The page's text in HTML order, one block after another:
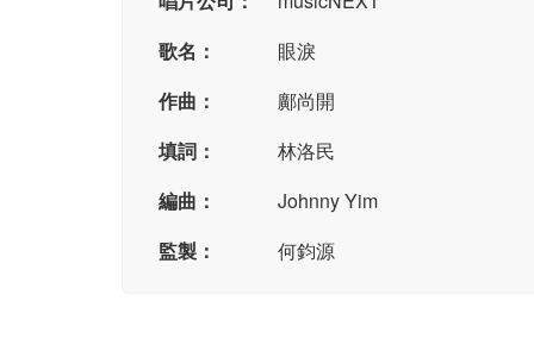
歌名：
眼淚
作曲：
鄺尚開
填詞：
林洛民
編曲：
Johnny Yim
監製：
何鈞源